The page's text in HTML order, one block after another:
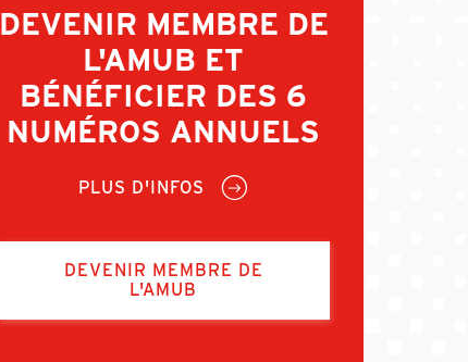
DEVENIR MEMBRE DE
L'AMUB ET
BÉNÉFICIER DES 6
NUMÉROS ANNUELS
PLUS D'INFOS
DEVENIR MEMBRE DE
L'AMUB